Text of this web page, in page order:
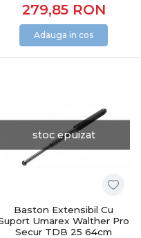
279,85 RON
Adauga in cos
stoc epuizat
Baston Extensibil Cu
Umarex Walther Pro
Secur TDB 25 64cm